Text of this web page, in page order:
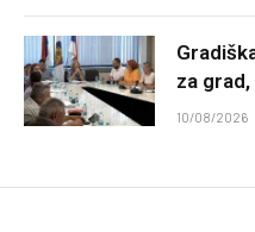
za
10/08/2026